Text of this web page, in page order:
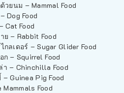
วยนม – Mammal Food
Dog Food
Cat Food
ย – Rabbit Food
กลเดอร์ – Sugar Glider Food
ก – Squirrel Food
– Chinchilla Food
Guinea Pig Food
Food